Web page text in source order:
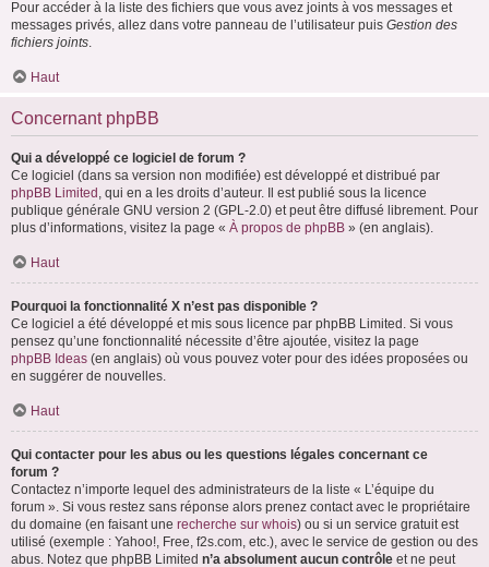
Pour accéder à la liste des fichiers que vous avez joints à vos messages et
messages privés, allez dans votre panneau de l’utilisateur puis Gestion des
fichiers joints.
Haut
Concernant phpBB
Qui a développé ce logiciel de forum ?
Ce logiciel (dans sa version non modifiée) est développé et distribué par
phpBB Limited , qui en a les droits d’auteur. Il est publié sous la licence
publique générale GNU version 2 (GPL-2.0) et peut être diffusé librement. Pour
plus d’informations, visitez la page « À propos de phpBB » (en anglais).
Haut
Pourquoi la fonctionnalité X n’est pas disponible ?
Ce logiciel a été développé et mis sous licence par phpBB Limited. Si vous
pensez qu’une fonctionnalité nécessite d’être ajoutée, visitez la page
phpBB Ideas (en anglais) où vous pouvez voter pour des idées proposées ou
en suggérer de nouvelles.
Haut
Qui contacter pour les abus ou les questions légales concernant ce
forum ?
Contactez n’importe lequel des administrateurs de la liste « L’équipe du
forum ». Si vous restez sans réponse alors prenez contact avec le propriétaire
du domaine (en faisant une recherche sur whois) ou si un service gratuit est
utilisé (exemple : Yahoo!, Free, f2s.com, etc.), avec le service de gestion ou des
abus. Notez que phpBB Limited n’a absolument aucun contrôle et ne peut